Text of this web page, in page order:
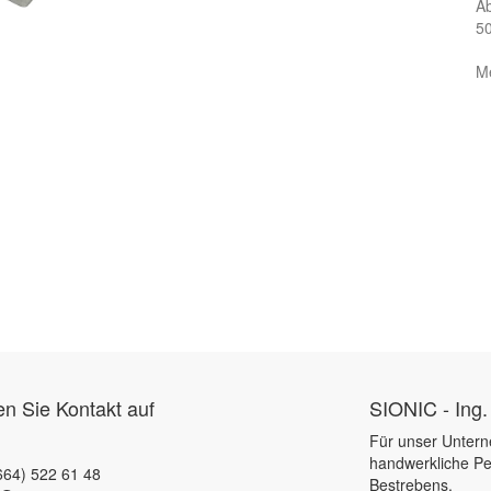
Sie Kontakt auf
522 61 48
SIONIC -
Für unser
handwerkliche
Bestrebens.